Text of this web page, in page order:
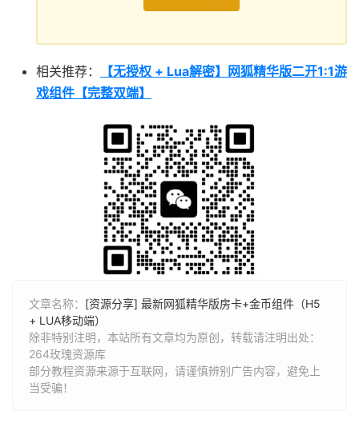
相关推荐：
【无授权 + Lua解密】网狐精华版二开1:1游
戏组件【完整双端】
文章名称： [资源分享] 最新网狐精华版房卡+金币组件（H5
+ LUA移动端）
除非特别注明，本站所有文章均为原创，转载请注明出处：
264玫瑰资源库
部分教程资源来源于互联网，请谨慎辨别广告内容，避免上
当受骗！